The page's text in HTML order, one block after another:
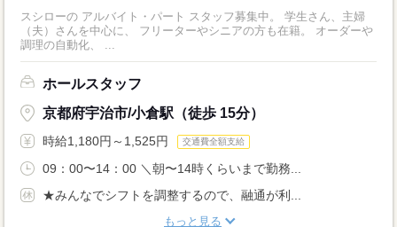
スシローの アルバイト・パート スタッフ募集中。 学生さん、主婦
（夫）さんを中心に、 フリーターやシニアの方も在籍。 オーダーや
調理の自動化、 ...
ホールスタッフ
京都府宇治市/小倉駅（徒歩 15分）
時給1,180円～1,525円 交通費全額支給
09：00〜14：00 ＼朝〜14時くらいまで勤務...
★みんなでシフトを調整するので、融通が利...
もっと見る